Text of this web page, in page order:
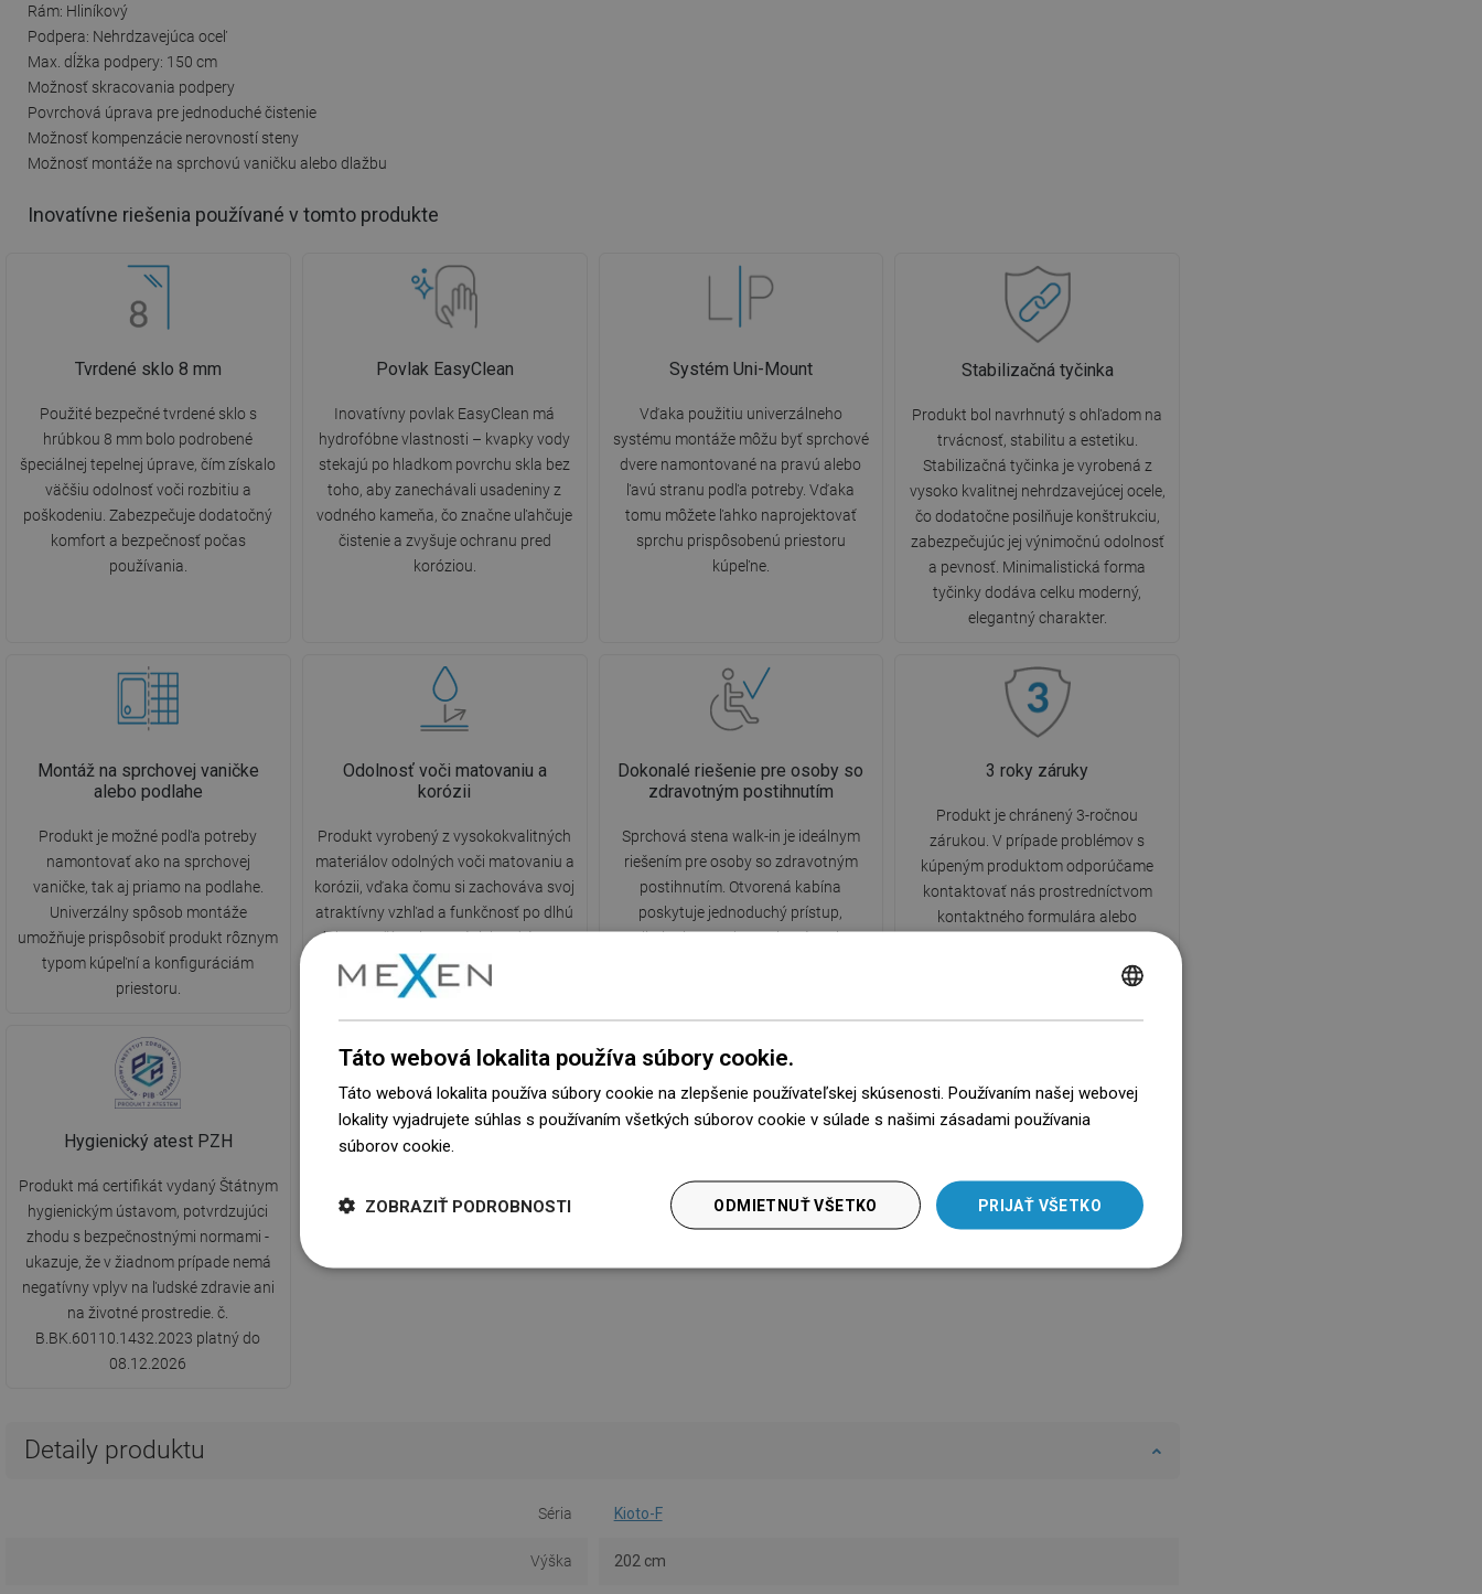
Rám: Hliníkový
Podpera: Nehrdzavejúca oceľ
Max. dĺžka podpery: 150 cm
Možnosť skracovania podpery
Povrchová úprava pre jednoduché čistenie
Možnosť kompenzácie nerovností steny
Možnosť montáže na sprchovú vaničku alebo dlažbu
Inovatívne riešenia používané v tomto produkte
Tvrdené sklo 8 mm
Použité bezpečné tvrdené sklo s
hrúbkou 8 mm bolo podrobené
špeciálnej tepelnej úprave, čím získalo
väčšiu odolnosť voči rozbitiu a
poškodeniu. Zabezpečuje dodatočný
komfort a bezpečnosť počas
používania.
Povlak EasyClean
Inovatívny povlak EasyClean má
hydrofóbne vlastnosti – kvapky vody
stekajú po hladkom povrchu skla bez
toho, aby zanechávali usadeniny z
vodného kameňa, čo značne uľahčuje
čistenie a zvyšuje ochranu pred
koróziou.
Systém Uni-Mount
Vďaka použitiu univerzálneho
systému montáže môžu byť sprchové
dvere namontované na pravú alebo
ľavú stranu podľa potreby. Vďaka
tomu môžete ľahko naprojektovať
sprchu prispôsobenú priestoru
kúpeľne.
Stabilizačná tyčinka
Produkt bol navrhnutý s ohľadom na
trvácnosť, stabilitu a estetiku.
Stabilizačná tyčinka je vyrobená z
vysoko kvalitnej nehrdzavejúcej ocele,
čo dodatočne posilňuje konštrukciu,
zabezpečujúc jej výnimočnú odolnosť
a pevnosť. Minimalistická forma
tyčinky dodáva celku moderný,
elegantný charakter.
Montáž na sprchovej vaničke
alebo podlahe
Produkt je možné podľa potreby
namontovať ako na sprchovej
vaničke, tak aj priamo na podlahe.
Univerzálny spôsob montáže
umožňuje prispôsobiť produkt rôznym
typom kúpeľní a konfiguráciám
priestoru.
Odolnosť voči matovaniu a
korózii
Produkt vyrobený z vysokokvalitných
materiálov odolných voči matovaniu a
korózii, vďaka čomu si zachováva svoj
atraktívny vzhľad a funkčnosť po dlhú
dobu používania, nezávisle od úrovne
vlhkosti v miestnosti.
Dokonalé riešenie pre osoby so
zdravotným postihnutím
Sprchová stena walk-in je ideálnym
riešením pre osoby so zdravotným
postihnutím. Otvorená kabína
poskytuje jednoduchý prístup,
eliminuje potrebu prekonávania
3 roky záruky
Produkt je chránený 3-ročnou
zárukou. V prípade problémov s
kúpeným produktom odporúčame
kontaktovať nás prostredníctvom
kontaktného formulára alebo
Hygienický atest PZH
Produkt má certifikát vydaný Štátnym
hygienickým ústavom, potvrdzujúci
zhodu s bezpečnostnými normami -
ukazuje, že v žiadnom prípade nemá
negatívny vplyv na ľudské zdravie ani
na životné prostredie. č.
B.BK.60110.1432.2023 platný do
08.12.2026
Detaily produktu
Séria Kioto-F
Výška 202 cm
LITHUANIAN
ROMANIAN
Táto webová lokalita používa súbory cookie.
Táto webová lokalita používa súbory cookie na zlepšenie používateľskej skúsenosti. Používaním našej webovej
lokality vyjadrujete súhlas s používaním všetkých súborov cookie v súlade s našimi zásadami používania
súborov cookie.
PRIJAŤ VŠETKO
ODMIETNUŤ VŠETKO
ZOBRAZIŤ PODROBNOSTI